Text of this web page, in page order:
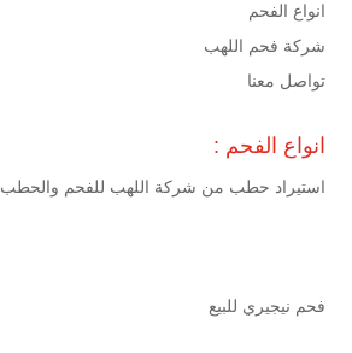
انواع الفحم
شركة فحم اللهب
تواصل معنا
انواع الفحم :
استيراد حطب من شركة اللهب للفحم والحطب
فحم نيجيري للبيع